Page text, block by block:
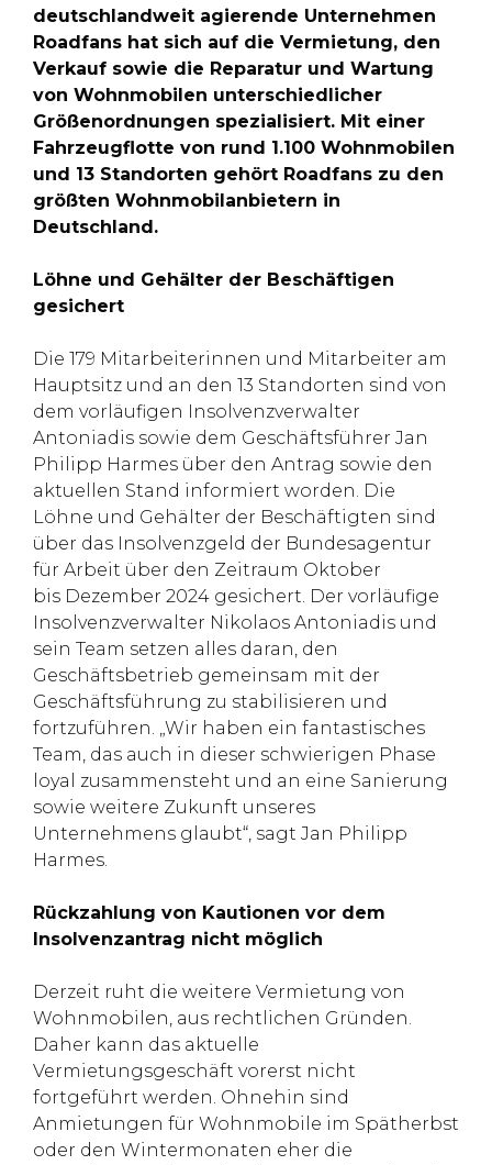
deutschlandweit agierende Unternehmen
Roadfans hat sich auf die Vermietung, den
Verkauf sowie die Reparatur und Wartung
von Wohnmobilen unterschiedlicher
Größenordnungen spezialisiert. Mit einer
Fahrzeugflotte von rund 1.100 Wohnmobilen
und 13 Standorten gehört Roadfans zu den
größten Wohnmobilanbietern in
Deutschland.
Löhne und Gehälter der Beschäftigen
gesichert
Die 179 Mitarbeiterinnen und Mitarbeiter am
Hauptsitz und an den 13 Standorten sind von
dem vorläufigen Insolvenzverwalter
Antoniadis sowie dem Geschäftsführer Jan
Philipp Harmes über den Antrag sowie den
aktuellen Stand informiert worden. Die
Löhne und Gehälter der Beschäftigten sind
über das Insolvenzgeld der Bundesagentur
für Arbeit über den Zeitraum Oktober
bis Dezember 2024 gesichert. Der vorläufige
Insolvenzverwalter Nikolaos Antoniadis und
sein Team setzen alles daran, den
Geschäftsbetrieb gemeinsam mit der
Geschäftsführung zu stabilisieren und
fortzuführen. „Wir haben ein fantastisches
Team, das auch in dieser schwierigen Phase
loyal zusammensteht und an eine Sanierung
sowie weitere Zukunft unseres
Unternehmens glaubt“, sagt Jan Philipp
Harmes.
Rückzahlung von Kautionen vor dem
Insolvenzantrag nicht möglich
Derzeit ruht die weitere Vermietung von
Wohnmobilen, aus rechtlichen Gründen.
Daher kann das aktuelle
Vermietungsgeschäft vorerst nicht
fortgeführt werden. Ohnehin sind
Anmietungen für Wohnmobile im Spätherbst
oder den Wintermonaten eher die